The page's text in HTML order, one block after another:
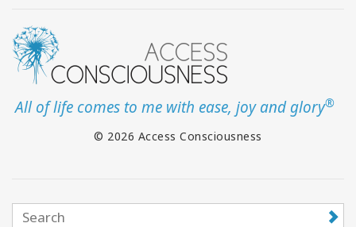
All of life comes to me with ease, joy and glory®
© 2026 Access Consciousness